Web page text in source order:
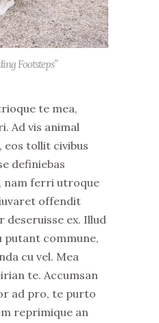
Footsteps”
te mea,
Ad vis animal
tollit civibus
definiebas
nam ferri utroque
offendit
deseruisse ex. Illud
putant commune,
cu vel. Mea
te. Accumsan
ad pro, te purto
reprimique an